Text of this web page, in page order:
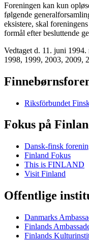
Foreningen kan kun
følgende
eksistere, skal
formål efter besluttende
Vedtaget d. 11. juni
1998, 1999, 2003, 2009,
Riksförbundet
Fokus på
Dansk-finsk
Finland Fokus
This is FINLAND
Visit Finland
Offentlige
Danmarks
Finlands
Finlands